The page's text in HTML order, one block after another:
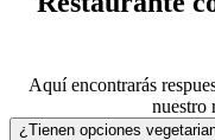
Aquí encontrarás
nuestro
¿Tienen opciones